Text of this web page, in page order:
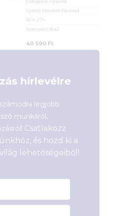
Kategória: Tonerek
Gyártó: Hewlett Packard
ÁFA: 27%
Azonosító: 1642
40 590 Ft
hírlevélre
legjobb
munkáról,
Csatlakozz
és hozd ki a
lehetőségeiből!